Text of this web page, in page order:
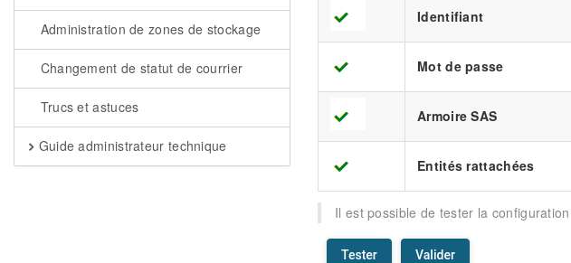
Administration de zones de stockage
Changement de statut de courrier
Trucs et astuces
Guide administrateur technique
Identifiant
Mot de passe
Armoire SAS
Entités rattachées
Il est possible de tester la